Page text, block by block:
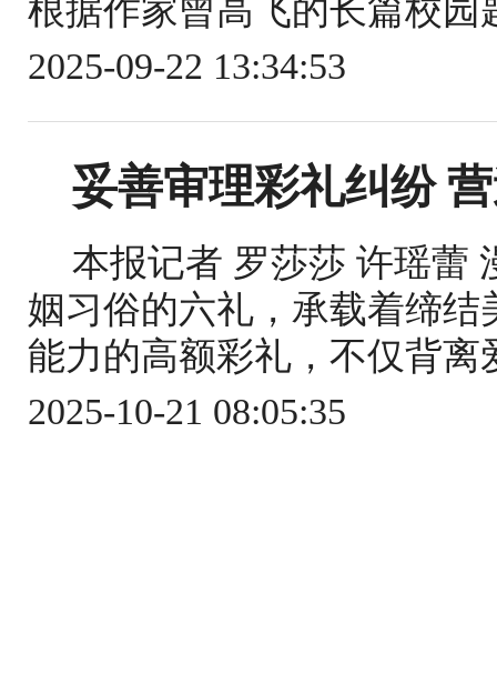
根据作家曾高飞的长篇校
2025-09-22 13:34:53
妥善审理彩礼纠纷
本报记者 罗莎莎 许瑶蕾
姻习俗的六礼，承载着缔
能力的高额彩礼，不仅背
2025-10-21 08:05:35